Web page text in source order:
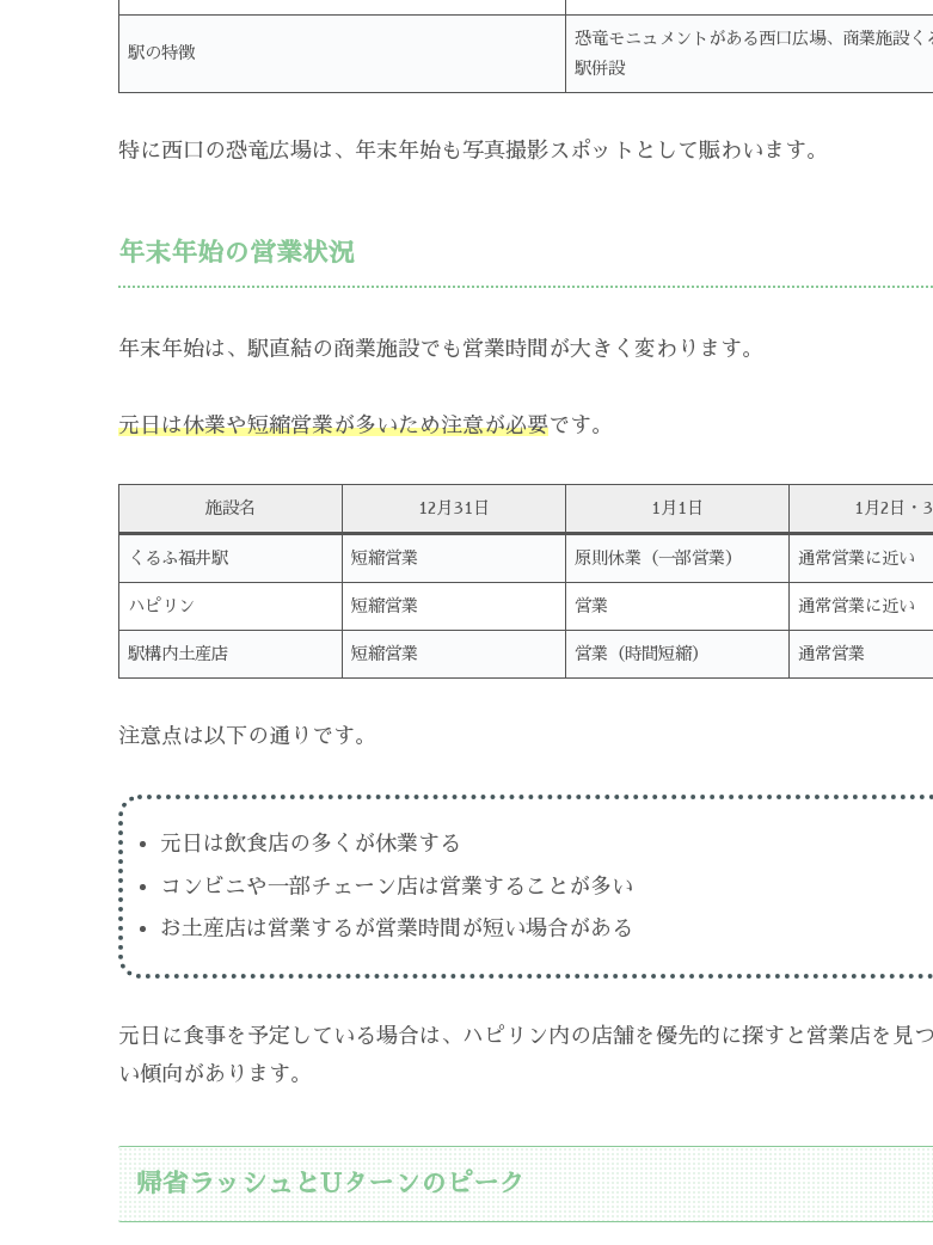
駅の特徴
恐竜モニュメントがある西口広場、商業施設く
駅併設
特に西口の恐竜広場は、年末年始も写真撮影スポットとして賑わいます。
年末年始の営業状況
年末年始は、駅直結の商業施設でも営業時間が大きく変わります。
元日は休業や短縮営業が多いため注意が必要です。
施設名 12月31日 1月1日 1月2日・
くるふ福井駅 短縮営業 原則休業（一部営業） 通常営業に近い
ハピリン 短縮営業 営業 通常営業に近い
駅構内土産店 短縮営業 営業（時間短縮） 通常営業
注意点は以下の通りです。
元日は飲食店の多くが休業する
コンビニや一部チェーン店は営業することが多い
お土産店は営業するが営業時間が短い場合がある
元日に食事を予定している場合は、ハピリン内の店舗を優先的に探すと営業店を見
い傾向があります。
帰省ラッシュとUターンのピーク